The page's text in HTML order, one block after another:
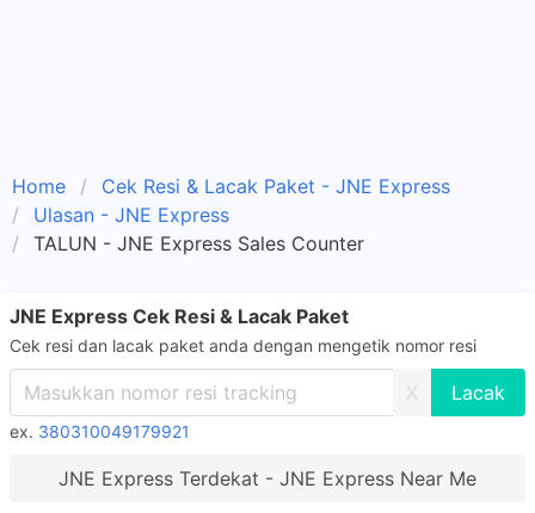
Home
Cek Resi & Lacak Paket - JNE Express
Ulasan - JNE Express
TALUN - JNE Express Sales Counter
JNE Express Cek Resi & Lacak Paket
Cek resi dan lacak paket anda dengan mengetik nomor resi
X
ex. 380310049179921
JNE Express Terdekat - JNE Express Near Me